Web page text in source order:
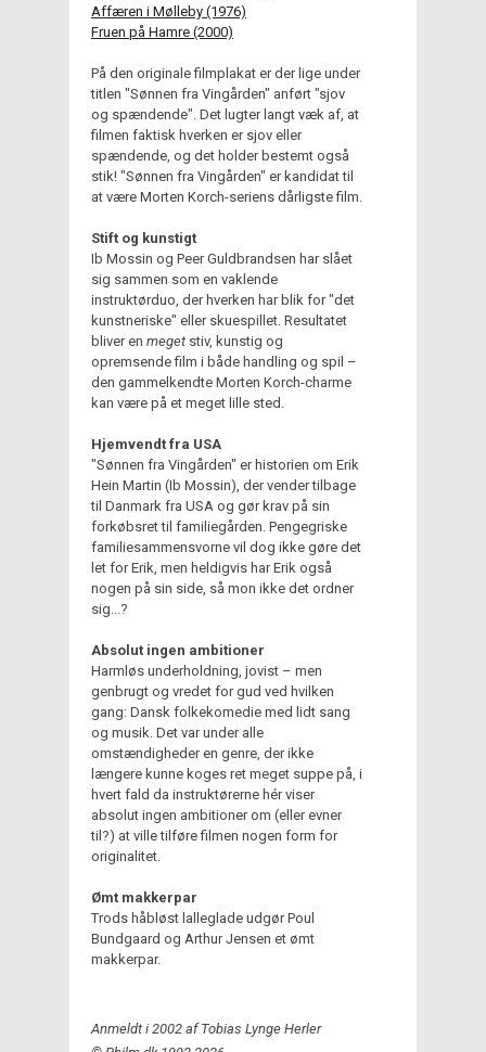
Affæren i Mølleby (1976)
Fruen på Hamre (2000)
På den originale filmplakat er der lige under
titlen "Sønnen fra Vingården" anført "sjov
og spændende". Det lugter langt væk af, at
filmen faktisk hverken er sjov eller
spændende, og det holder bestemt også
stik! "Sønnen fra Vingården" er kandidat til
at være Morten Korch-seriens dårligste film.
Stift og kunstigt
Ib Mossin og Peer Guldbrandsen har slået
sig sammen som en vaklende
instruktørduo, der hverken har blik for "det
kunstneriske" eller skuespillet. Resultatet
bliver en meget stiv, kunstig og
opremsende film i både handling og spil –
den gammelkendte Morten Korch-charme
kan være på et meget lille sted.
Hjemvendt fra USA
"Sønnen fra Vingården" er historien om Erik
Hein Martin (Ib Mossin), der vender tilbage
til Danmark fra USA og gør krav på sin
forkøbsret til familiegården. Pengegriske
familiesammensvorne vil dog ikke gøre det
let for Erik, men heldigvis har Erik også
nogen på sin side, så mon ikke det ordner
sig...?
Absolut ingen ambitioner
Harmløs underholdning, jovist – men
genbrugt og vredet for gud ved hvilken
gang: Dansk folkekomedie med lidt sang
og musik. Det var under alle
omstændigheder en genre, der ikke
længere kunne koges ret meget suppe på, i
hvert fald da instruktørerne hér viser
absolut ingen ambitioner om (eller evner
til?) at ville tilføre filmen nogen form for
originalitet.
Ømt makkerpar
Trods håbløst lalleglade udgør Poul
Bundgaard og Arthur Jensen et ømt
makkerpar.
Anmeldt i 2002 af Tobias Lynge Herler